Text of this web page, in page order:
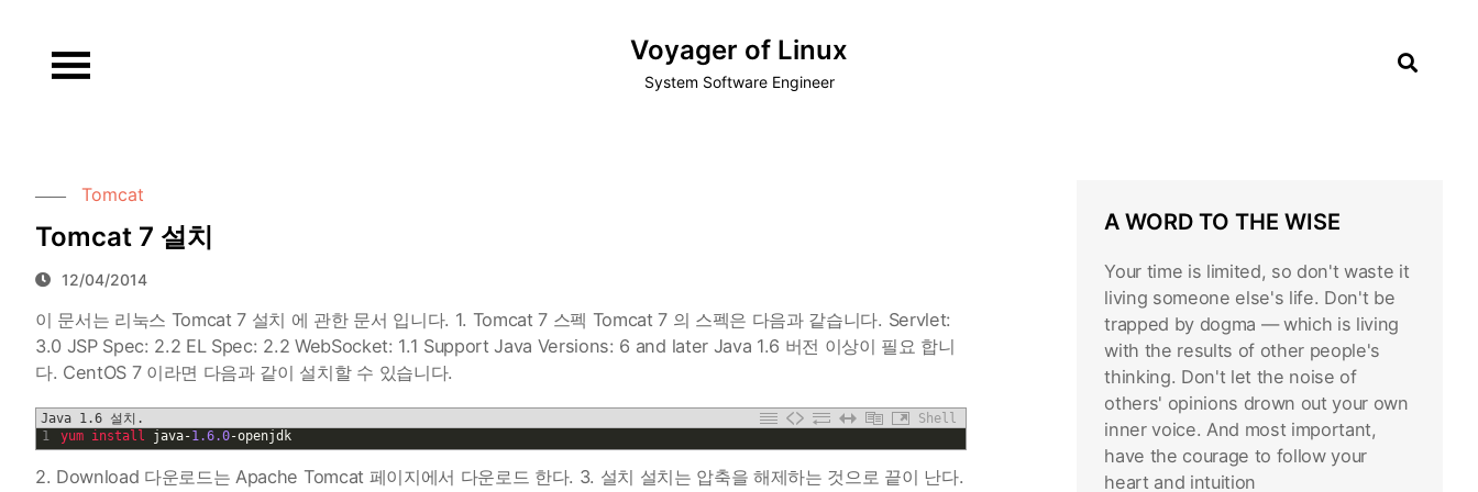
content
Voyager of Linux
System Software Engineer
Tomcat
Tomcat 7 설치
12/04/2014
이 문서는 리눅스 Tomcat 7 설치 에 관한 문서 입니다. 1. Tomcat 7 스펙 Tomcat 7 의 스펙은 다음과 같습니다. Servlet:
3.0 JSP Spec: 2.2 EL Spec: 2.2 WebSocket: 1.1 Support Java Versions: 6 and later Java 1.6 버전 이상이 필요 합니
다. CentOS 7 이라면 다음과 같이 설치할 수 있습니다.
Java 1.6 설치.
Shell
1
yum install java-1.6.0-openjdk
2. Download 다운로드는 Apache Tomcat 페이지에서 다운로드 한다. 3. 설치 설치는 압축을 해제하는 것으로 끝이 난다.
A WORD TO THE WISE
Your time is limited, so don't waste it
living someone else's life. Don't be
trapped by dogma — which is living
with the results of other people's
thinking. Don't let the noise of
others' opinions drown out your own
inner voice. And most important,
have the courage to follow your
heart and intuition